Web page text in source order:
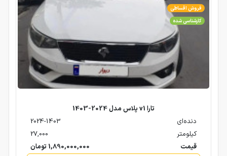
فروش اقساطی
کارشناسی شده
تارا v1 پلاس مدل 2024-1403
دنده‌ای
2024-1403
کیلومتر
27,000
قیمت
1,890,000,000 تومان